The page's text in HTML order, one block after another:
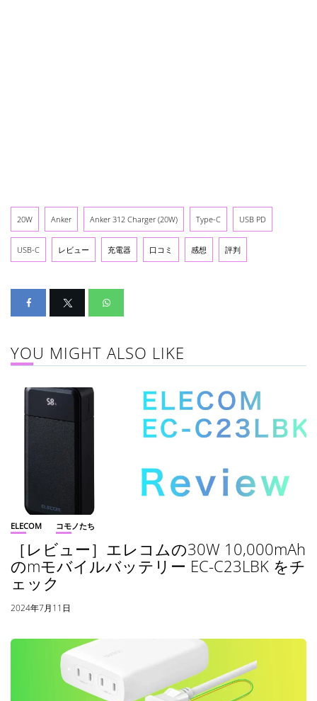
20W Anker Anker 312 Charger (20W) Type-C USB PD
USB-C レビュー 充電器 口コミ 感想 評判
YOU MIGHT ALSO LIKE
ELECOM コモノたち
［レビュー］エレコムの30W 10,000mAh
のmモバイルバッテリー EC-C23LBK をチ
ェック
2024年7月11日